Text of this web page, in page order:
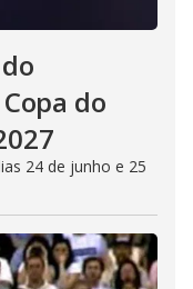
do
24 de junho e 25